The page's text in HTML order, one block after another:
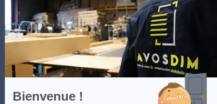
savoir
plus
sur
Axeptio
Bienvenue !